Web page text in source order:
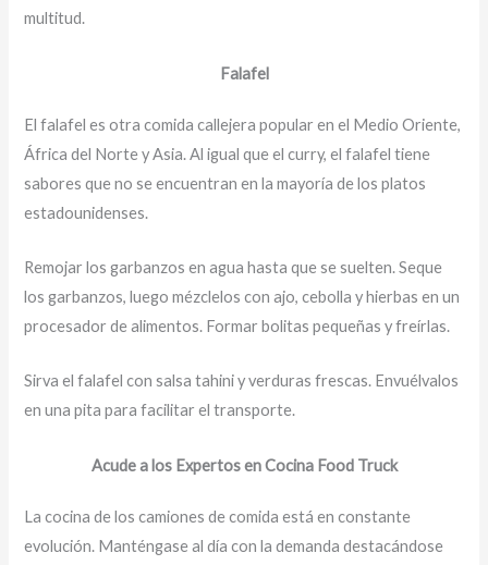
multitud.
Falafel
El falafel es otra comida callejera popular en el Medio Oriente,
África del Norte y Asia. Al igual que el curry, el falafel tiene
sabores que no se encuentran en la mayoría de los platos
estadounidenses.
Remojar los garbanzos en agua hasta que se suelten. Seque
los garbanzos, luego mézclelos con ajo, cebolla y hierbas en un
procesador de alimentos. Formar bolitas pequeñas y freírlas.
Sirva el falafel con salsa tahini y verduras frescas. Envuélvalos
en una pita para facilitar el transporte.
Acude a los Expertos en Cocina Food Truck
La cocina de los camiones de comida está en constante
evolución. Manténgase al día con la demanda destacándose